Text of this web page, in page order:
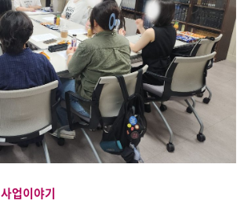
사업이야기